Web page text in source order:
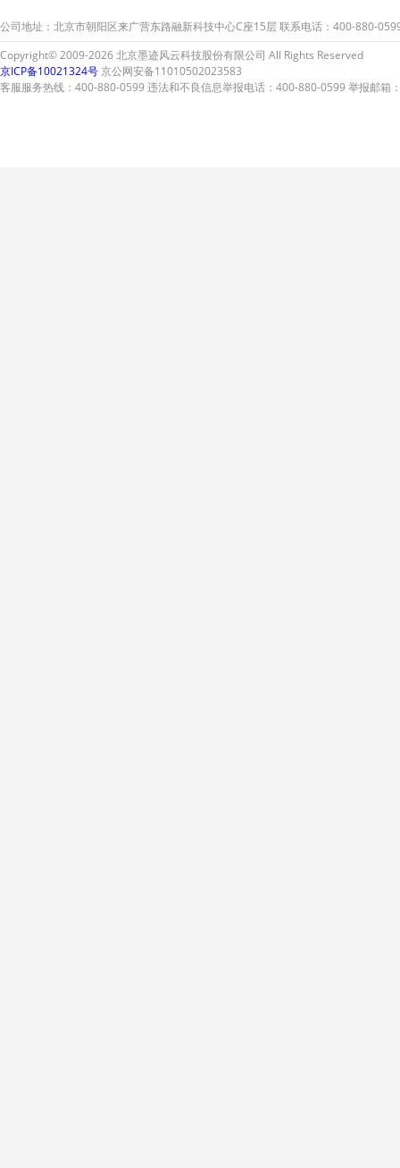
公司地址：北京市朝阳区来广营东路融新科技中心C座15层 联系电话：400-880-
Copyright© 2009-2026 北京墨迹风云科技股份有限公司 All Rights Reserved
京ICP备10021324号京公网安备11010502023583
客服服务热线：400-880-0599 违法和不良信息举报电话：400-880-0599 举报邮箱